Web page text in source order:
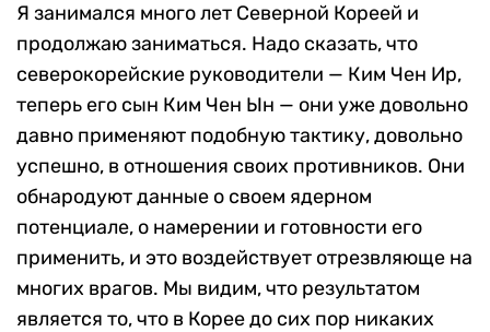
Я занимался много лет Северной Кореей и
продолжаю заниматься. Надо сказать, что
северокорейские руководители — Ким Чен Ир,
теперь его сын Ким Чен Ын — они уже довольно
давно применяют подобную тактику, довольно
успешно, в отношения своих противников. Они
обнародуют данные о своем ядерном
потенциале, о намерении и готовности его
применить, и это воздействует отрезвляюще на
многих врагов. Мы видим, что результатом
является то, что в Корее до сих пор никаких